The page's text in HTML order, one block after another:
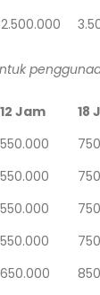
2.500.000
12 Jam
18
550.000
550.000
550.000
550.000
650.000